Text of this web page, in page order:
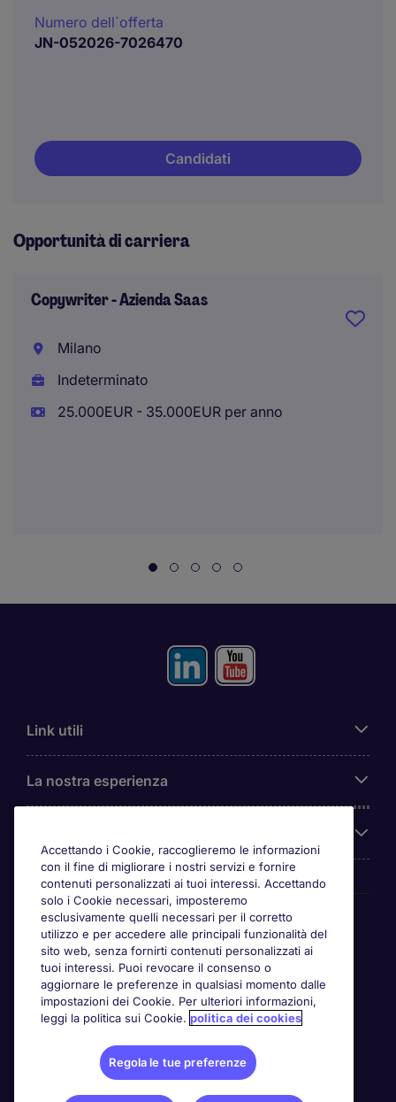
Numero dell´offerta
JN-052026-7026470
Candidati
Opportunità di carriera
Copywriter - Azienda Saas
Milano
Indeterminato
25.000EUR - 35.000EUR per anno
Link utili
La nostra esperienza
Awards
Accettando i Cookie, raccoglieremo le informazioni
con il fine di migliorare i nostri servizi e fornire
contenuti personalizzati ai tuoi interessi. Accettando
solo i Cookie necessari, imposteremo
esclusivamente quelli necessari per il corretto
utilizzo e per accedere alle principali funzionalità del
sito web, senza fornirti contenuti personalizzati ai
tuoi interessi. Puoi revocare il consenso o
aggiornare le preferenze in qualsiasi momento dalle
impostazioni dei Cookie. Per ulteriori informazioni,
leggi la politica sui Cookie. politica dei cookies
Regola le tue preferenze